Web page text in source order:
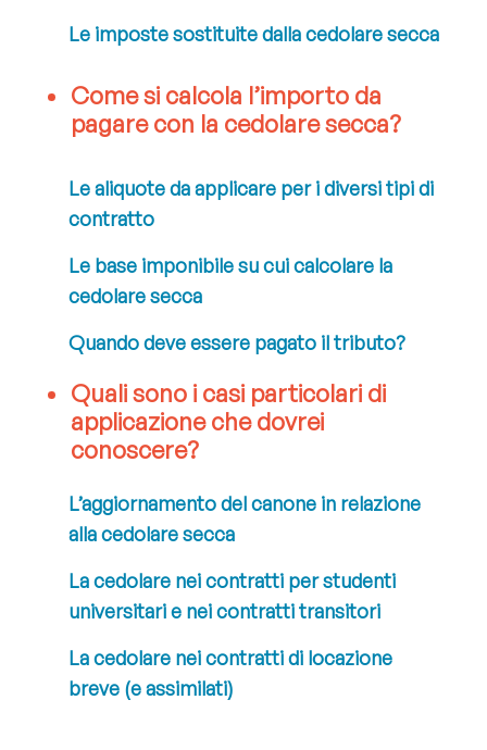
Le imposte sostituite dalla cedolare secca
Come si calcola l’importo da
pagare con la cedolare secca?
Le aliquote da applicare per i diversi tipi di
contratto
Le base imponibile su cui calcolare la
cedolare secca
Quando deve essere pagato il tributo?
Quali sono i casi particolari di
applicazione che dovrei
conoscere?
L’aggiornamento del canone in relazione
alla cedolare secca
La cedolare nei contratti per studenti
universitari e nei contratti transitori
La cedolare nei contratti di locazione
breve (e assimilati)